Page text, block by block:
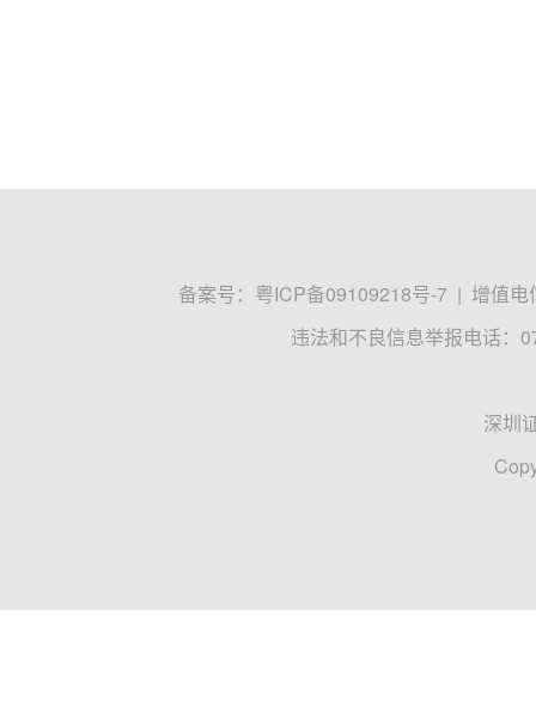
备案号： 粤ICP备09109218号-7 | 增值电
违法和不良信息举报电话：
深圳